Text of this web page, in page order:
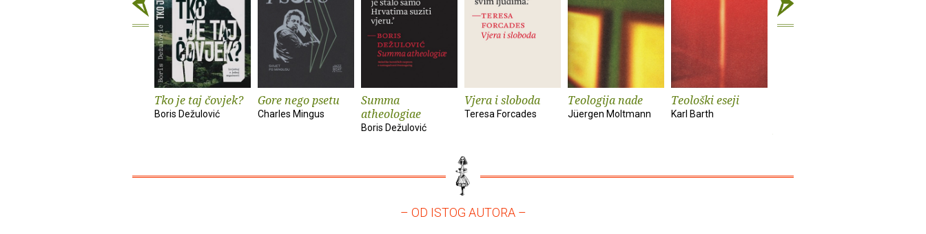
Tko je taj čovjek?
Boris Dežulović
Gore nego psetu
Charles Mingus
Summa
atheologiae
Boris Dežulović
Vjera i sloboda
Teresa Forcades
Teologija nade
Jüergen Moltmann
Teološki eseji
Karl Barth
– OD ISTOG AUTORA –